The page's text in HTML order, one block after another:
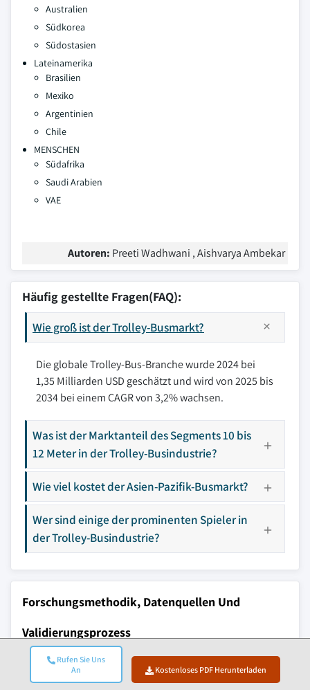
Rufen Sie Uns
An
Kostenloses PDF Herunterladen
Australien
Südkorea
Südostasien
Lateinamerika
Brasilien
Mexiko
Argentinien
Chile
MENSCHEN
Südafrika
Saudi Arabien
VAE
Autoren: Preeti Wadhwani , Aishvarya Ambekar
Häufig gestellte Fragen(FAQ):
Wie groß ist der Trolley-Busmarkt?
Die globale Trolley-Bus-Branche wurde 2024 bei
1,35 Milliarden USD geschätzt und wird von 2025 bis
2034 bei einem CAGR von 3,2% wachsen.
Was ist der Marktanteil des Segments 10 bis
12 Meter in der Trolley-Busindustrie?
Wie viel kostet der Asien-Pazifik-Busmarkt?
Wer sind einige der prominenten Spieler in
der Trolley-Busindustrie?
Forschungsmethodik, Datenquellen Und
Validierungsprozess
Dieser Bericht basiert auf einem strukturierten
Forschungsprozess, der auf direkten Branchengesprächen,